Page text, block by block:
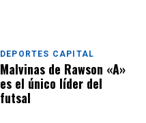
DEPORTES CAPITAL
Malvinas de Rawson «A»
es el único líder del
futsal